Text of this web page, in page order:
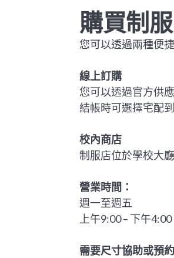
購買制服
您可以透過兩種便
線上訂購
您可以透過官方供
結帳時可選擇宅配
校內商店
制服店位於學校大廳
營業時間：
週一至週五
上午9:00 – 下午4:00
需要尺寸協助或預